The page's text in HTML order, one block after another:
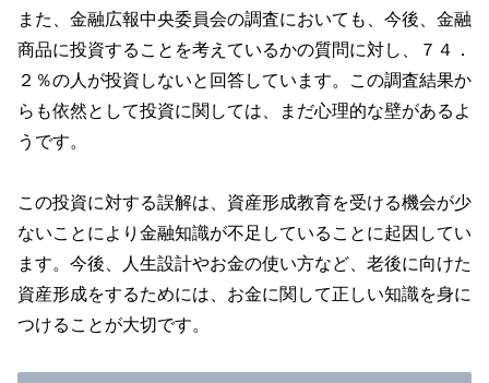
また、金融広報中央委員会の調査においても、今後、金融
商品に投資することを考えているかの質問に対し、７４．
２％の人が投資しないと回答しています。この調査結果か
らも依然として投資に関しては、まだ心理的な壁があるよ
うです。
この投資に対する誤解は、資産形成教育を受ける機会が少
ないことにより金融知識が不足していることに起因してい
ます。今後、人生設計やお金の使い方など、老後に向けた
資産形成をするためには、お金に関して正しい知識を身に
つけることが大切です。